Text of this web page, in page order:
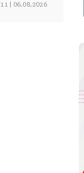
| 06.08.2026